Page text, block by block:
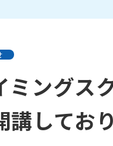
ミング
講してお